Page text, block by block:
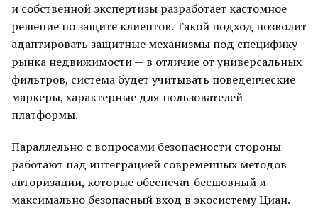
и собственной экспертизы разработает кастомное
решение по защите клиентов. Такой подход позволит
адаптировать защитные механизмы под специфику
рынка недвижимости — в отличие от универсальных
фильтров, система будет учитывать поведенческие
маркеры, характерные для пользователей
платформы.
Параллельно с вопросами безопасности стороны
работают над интеграцией современных методов
авторизации, которые обеспечат бесшовный и
максимально безопасный вход в экосистему Циан.